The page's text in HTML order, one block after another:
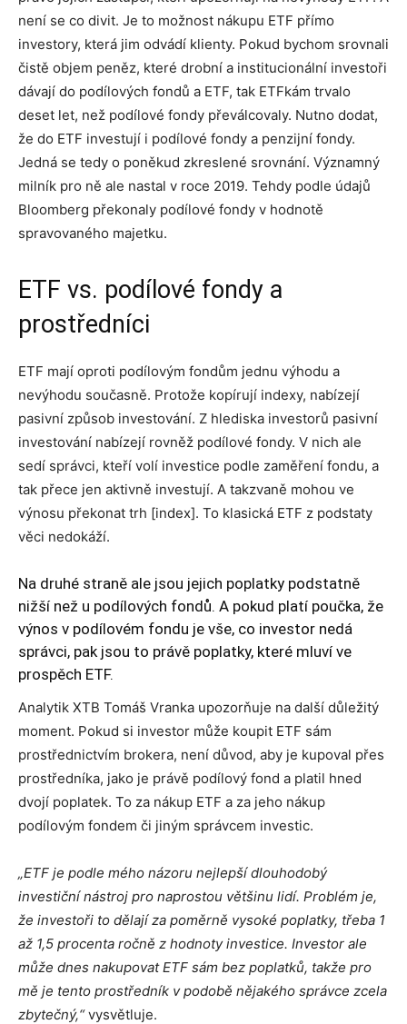
není se co divit. Je to možnost nákupu ETF přímo
investory, která jim odvádí klienty. Pokud bychom srovnali
čistě objem peněz, které drobní a institucionální investoři
dávají do podílových fondů a ETF, tak ETFkám trvalo
deset let, než podílové fondy převálcovaly. Nutno dodat,
že do ETF investují i podílové fondy a penzijní fondy.
Jedná se tedy o poněkud zkreslené srovnání. Významný
milník pro ně ale nastal v roce 2019. Tehdy podle údajů
Bloomberg překonaly podílové fondy v hodnotě
spravovaného majetku.
ETF vs. podílové fondy a
prostředníci
ETF mají oproti podílovým fondům jednu výhodu a
nevýhodu současně. Protože kopírují indexy, nabízejí
pasivní způsob investování. Z hlediska investorů pasivní
investování nabízejí rovněž podílové fondy. V nich ale
sedí správci, kteří volí investice podle zaměření fondu, a
tak přece jen aktivně investují. A takzvaně mohou ve
výnosu překonat trh [index]. To klasická ETF z podstaty
věci nedokáží.
Na druhé straně ale jsou jejich poplatky podstatně
nižší než u podílových fondů. A pokud platí poučka, že
výnos v podílovém fondu je vše, co investor nedá
správci, pak jsou to právě poplatky, které mluví ve
prospěch ETF.
Analytik XTB Tomáš Vranka upozorňuje na další důležitý
moment. Pokud si investor může koupit ETF sám
prostřednictvím brokera, není důvod, aby je kupoval přes
prostředníka, jako je právě podílový fond a platil hned
dvojí poplatek. To za nákup ETF a za jeho nákup
podílovým fondem či jiným správcem investic.
„ETF je podle mého názoru nejlepší dlouhodobý
investiční nástroj pro naprostou většinu lidí. Problém je,
že investoři to dělají za poměrně vysoké poplatky, třeba 1
až 1,5 procenta ročně z hodnoty investice. Investor ale
může dnes nakupovat ETF sám bez poplatků, takže pro
mě je tento prostředník v podobě nějakého správce zcela
zbytečný,“vysvětluje.